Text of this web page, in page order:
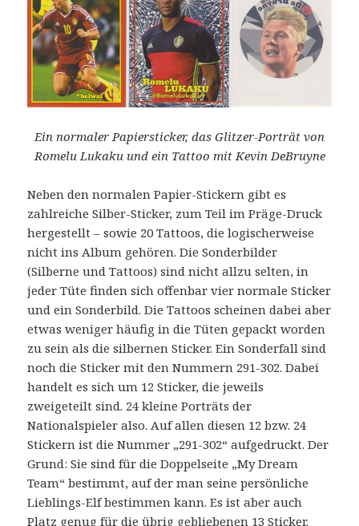
Ein normaler Papiersticker, das Glitzer-Porträt von
Romelu Lukaku und ein Tattoo mit Kevin DeBruyne
Neben den normalen Papier-Stickern gibt es
zahlreiche Silber-Sticker, zum Teil im Präge-Druck
hergestellt – sowie 20 Tattoos, die logischerweise
nicht ins Album gehören. Die Sonderbilder
(Silberne und Tattoos) sind nicht allzu selten, in
jeder Tüte finden sich offenbar vier normale Sticker
und ein Sonderbild. Die Tattoos scheinen dabei aber
etwas weniger häufig in die Tüten gepackt worden
zu sein als die silbernen Sticker. Ein Sonderfall sind
noch die Sticker mit den Nummern 291-302. Dabei
handelt es sich um 12 Sticker, die jeweils
zweigeteilt sind. 24 kleine Porträts der
Nationalspieler also. Auf allen diesen 12 bzw. 24
Stickern ist die Nummer „291-302“ aufgedruckt. Der
Grund: Sie sind für die Doppelseite „My Dream
Team“ bestimmt, auf der man seine persönliche
Lieblings-Elf bestimmen kann. Es ist aber auch
Platz genug für die übrig gebliebenen 13 Sticker.